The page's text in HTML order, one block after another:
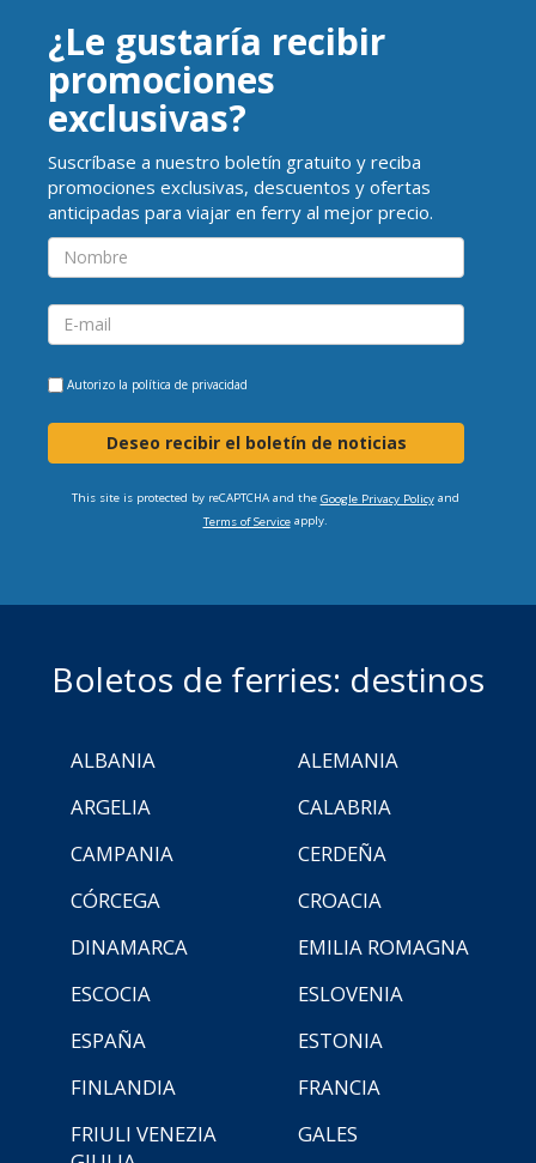
¿Le gustaría recibir
promociones
exclusivas?
Suscríbase a nuestro boletín gratuito y reciba
promociones exclusivas, descuentos y ofertas
anticipadas para viajar en ferry al mejor precio.
Autorizo la política de privacidad
Deseo recibir el boletín de noticias
This site is protected by reCAPTCHA and the Google Privacy Policyand
Terms of Serviceapply.
Boletos de ferries: destinos
ALBANIA
ALEMANIA
ARGELIA
CALABRIA
CAMPANIA
CERDEÑA
CÓRCEGA
CROACIA
DINAMARCA
EMILIA ROMAGNA
ESCOCIA
ESLOVENIA
ESPAÑA
ESTONIA
FINLANDIA
FRANCIA
FRIULI VENEZIA
GALES